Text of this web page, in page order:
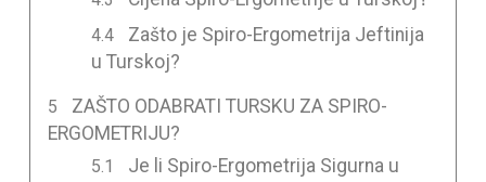
Zašto je Spiro-Ergometrija Jeftinija
u Turskoj?
ZAŠTO ODABRATI TURSKU ZA SPIRO-
ERGOMETRIJU?
Je li Spiro-Ergometrija Sigurna u